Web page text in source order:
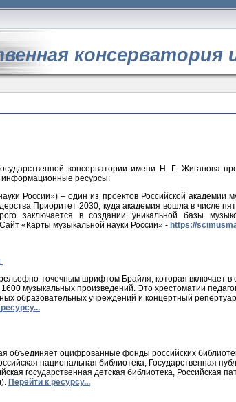
консерватории имени Н. Г. Жиганова
информационные ресурсы:
России») – один из проектов Российской академии
Приоритет 2030, куда академия вошла в числе
заключается в создании уникальной базы
«Карты музыкальной науки России» - https://
точечным шрифтом Брайля, которая включает в
музыкальных произведений. Это хрестоматии
образовательных учреждений и концертный
объединяет оцифрованные фонды российских
национальная библиотека, Государственная
государственная детская библиотека, Российская
Перейти к ресурсу...